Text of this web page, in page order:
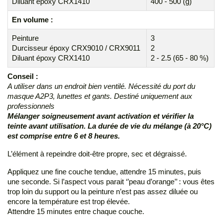
En volume :
Peinture
Durcisseur époxy CRX9010 / CRX9011
Diluant époxy CRX1410
3
2
2 - 2.5 (65 - 80 %)
Conseil :
A utiliser dans un endroit bien ventilé. Nécessité du port du
masque A2P3, lunettes et gants. Destiné uniquement aux
professionnels
Mélanger soigneusement avant activation et vérifier la
teinte avant utilisation. La durée de vie du mélange (à 20°C)
est comprise entre 6 et 8 heures.
L’élément à repeindre doit-être propre, sec et dégraissé.
Appliquez une fine couche tendue, attendre 15 minutes, puis
une seconde. Si l’aspect vous parait ‘’peau d’orange’’ : vous êtes
trop loin du support ou la peinture n’est pas assez diluée ou
encore la température est trop élevée.
Attendre 15 minutes entre chaque couche.